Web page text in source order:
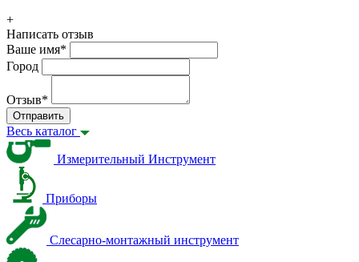
+
Написать отзыв
Ваше имя*
Город
Отзыв*
Отправить
Весь каталог
Измерительный Инструмент
Приборы
Слесарно-монтажный инструмент